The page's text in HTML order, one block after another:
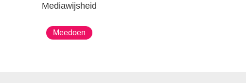
Mediawijsheid
Meedoen